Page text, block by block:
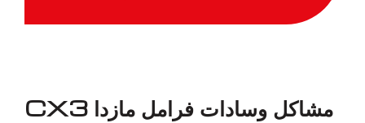
مشاكل وسادات فرامل مازدا CX3